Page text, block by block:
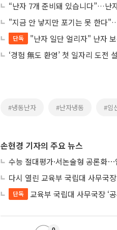
“난자 7개 준비돼 있습니다”…난
"지금 안 낳지만 포기는 못 한다
단독
"난자 일단 얼리자" 난자
‘경험 無도 환영’ 첫 일자리 도전
#냉동난자 #난자냉동 #임
손현경 기자의 주요 뉴스
수능 절대평가·서논술형 공론화
다시 열린 교육부 국립대 사무국
단독 교육부 국립대 사무국장 ‘